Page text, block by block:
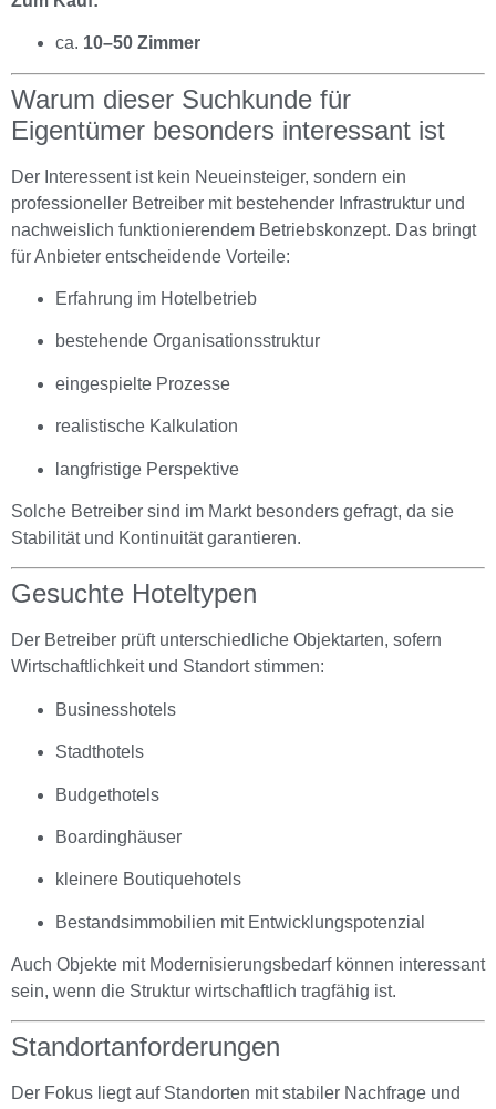
ca. 10–50 Zimmer
Warum dieser Suchkunde für
Eigentümer besonders interessant ist
Der Interessent ist kein Neueinsteiger, sondern ein
professioneller Betreiber mit bestehender Infrastruktur und
nachweislich funktionierendem Betriebskonzept. Das bringt
für Anbieter entscheidende Vorteile:
Erfahrung im Hotelbetrieb
bestehende Organisationsstruktur
eingespielte Prozesse
realistische Kalkulation
langfristige Perspektive
Solche Betreiber sind im Markt besonders gefragt, da sie
Stabilität und Kontinuität garantieren.
Gesuchte Hoteltypen
Der Betreiber prüft unterschiedliche Objektarten, sofern
Wirtschaftlichkeit und Standort stimmen:
Businesshotels
Stadthotels
Budgethotels
Boardinghäuser
kleinere Boutiquehotels
Bestandsimmobilien mit Entwicklungspotenzial
Auch Objekte mit Modernisierungsbedarf können interessant
sein, wenn die Struktur wirtschaftlich tragfähig ist.
Standortanforderungen
Der Fokus liegt auf Standorten mit stabiler Nachfrage und